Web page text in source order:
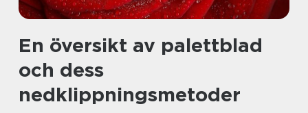
En översikt av palettblad
och dess
nedklippningsmetoder